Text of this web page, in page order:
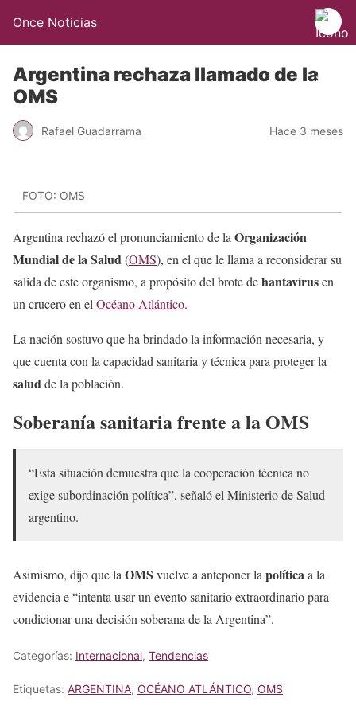
Once Noticias
Argentina rechaza llamado de la
OMS
Rafael Guadarrama Hace 3 meses
FOTO: OMS
Argentina rechazó el pronunciamiento de la Organización
Mundial de la Salud(OMS), en el que le llama a reconsiderar su
salida de este organismo, a propósito del brote dehantavirusen
un crucero en el Océano Atlántico.
La nación sostuvo que ha brindado la información necesaria, y
que cuenta con la capacidad sanitaria y técnica para proteger la
saludde la población.
Soberanía sanitaria frente a la OMS
“Esta situación demuestra que la cooperación técnica no
exige subordinación política”, señaló el Ministerio de Salud
argentino.
Asimismo, dijo que la OMS vuelve a anteponer la política a la
evidencia e “intenta usar un evento sanitario extraordinario para
condicionar una decisión soberana de la Argentina”.
Categorías: Internacional, Tendencias
Etiquetas: ARGENTINA, OCÉANO ATLÁNTICO, OMS